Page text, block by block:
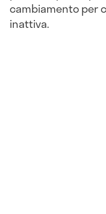
cambiamento per
inattiva.